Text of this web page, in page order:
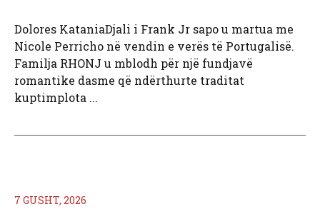
Dolores KataniaDjali i Frank Jr sapo u martua me
Nicole Perricho në vendin e verës të Portugalisë.
Familja RHONJ u mblodh për një fundjavë
romantike dasme që ndërthurte traditat
kuptimplota ...
7 GUSHT, 2026